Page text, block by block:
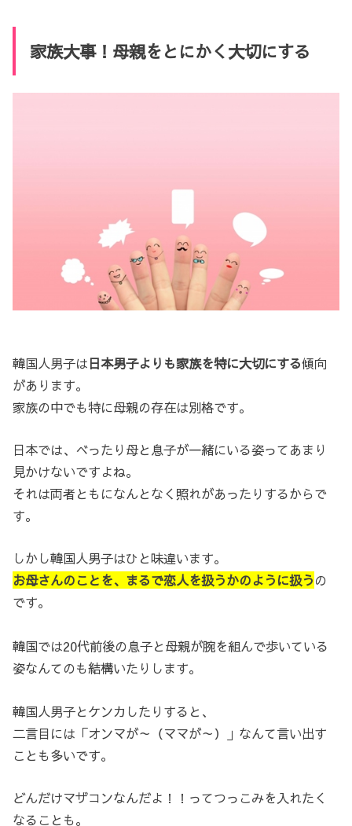
家族大事！母親をとにかく大切にする
韓国人男子は日本男子よりも家族を特に大切にする傾向
があります。
家族の中でも特に母親の存在は別格です。
日本では、べったり母と息子が一緒にいる姿ってあまり
見かけないですよね。
それは両者ともになんとなく照れがあったりするからで
す。
しかし韓国人男子はひと味違います。
お母さんのことを、まるで恋人を扱うかのように扱うの
です。
韓国では20代前後の息子と母親が腕を組んで歩いている
姿なんてのも結構いたりします。
韓国人男子とケンカしたりすると、
二言目には「オンマが～（ママが～）」なんて言い出す
ことも多いです。
どんだけマザコンなんだよ！！ってつっこみを入れたく
なることも。